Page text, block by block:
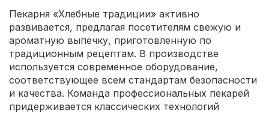
Пекарня «Хлебные традиции» активно
развивается, предлагая посетителям свежую и
ароматную выпечку, приготовленную по
традиционным рецептам. В производстве
используется современное оборудование,
соответствующее всем стандартам безопасности
и качества. Команда профессиональных пекарей
придерживается классических технологий